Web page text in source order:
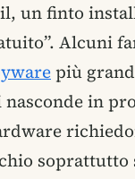
un finto
Alcuni
più
nasconde in
soprattutto